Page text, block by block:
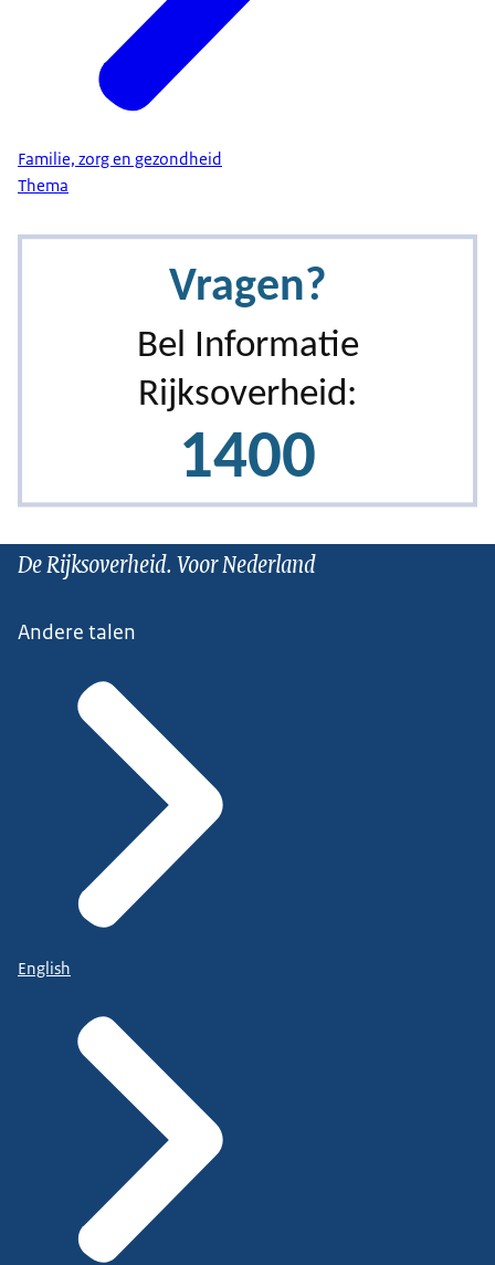
Familie, zorg en gezondheid
Thema
De Rijksoverheid. Voor Nederland
Andere talen
English